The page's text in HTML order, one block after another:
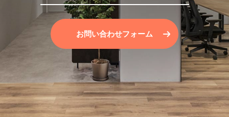
お問い合わせフォーム